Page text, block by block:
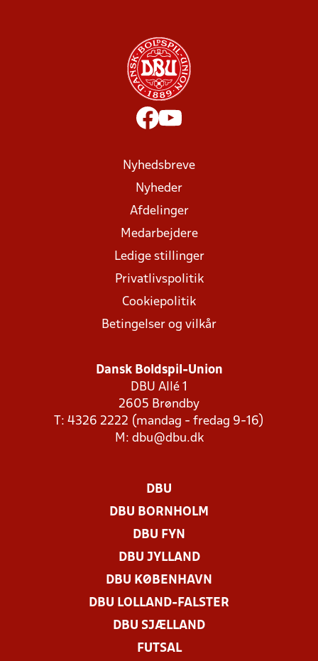
Nyhedsbreve
Nyheder
Afdelinger
Medarbejdere
Ledige stillinger
Privatlivspolitik
Cookiepolitik
Betingelser og vilkår
Dansk Boldspil-Union
DBU Allé 1
2605 Brøndby
T: 4326 2222 (mandag - fredag 9-16)
M: dbu@dbu.dk
DBU
DBU BORNHOLM
DBU FYN
DBU JYLLAND
DBU KØBENHAVN
DBU LOLLAND-FALSTER
DBU SJÆLLAND
FUTSAL